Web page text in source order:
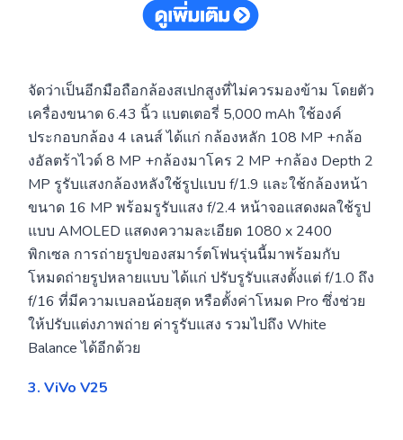
จัดว่าเป็นอีกมือถือกล้องสเปกสูงที่ไม่ควรมองข้าม โดยตัว
เครื่องขนาด 6.43 นิ้ว แบตเตอรี่ 5,000 mAh ใช้องค์
ประกอบกล้อง 4 เลนส์ ได้แก่ กล้องหลัก 108 MP +กล้อ
งอัลตร้าไวด์ 8 MP +กล้องมาโคร 2 MP +กล้อง Depth 2
MP รูรับแสงกล้องหลังใช้รูปแบบ f/1.9 และใช้กล้องหน้า
ขนาด 16 MP พร้อมรูรับแสง f/2.4 หน้าจอแสดงผลใช้รูป
แบบ AMOLED แสดงความละเอียด 1080 x 2400
พิกเซล การถ่ายรูปของสมาร์ตโฟนรุ่นนี้มาพร้อมกับ
โหมดถ่ายรูปหลายแบบ ได้แก่ ปรับรูรับแสงตั้งแต่ f/1.0 ถึง
f/16 ที่มีความเบลอน้อยสุด หรือตั้งค่าโหมด Pro ซึ่งช่วย
ให้ปรับแต่งภาพถ่าย ค่ารูรับแสง รวมไปถึง White
Balance ได้อีกด้วย
3. ViVo V25